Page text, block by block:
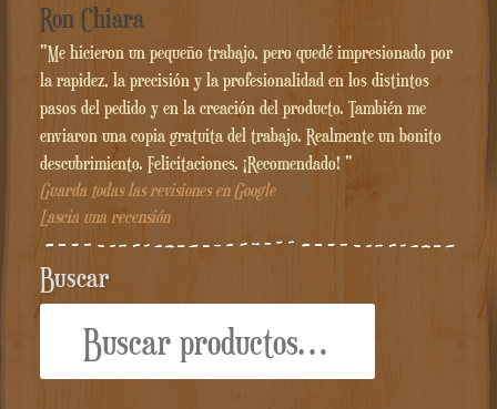
Ron Chiara
"Me hicieron un pequeño trabajo, pero quedé impresionado por
la rapidez, la precisión y la profesionalidad en los distintos
pasos del pedido y en la creación del producto. También me
enviaron una copia gratuita del trabajo. Realmente un bonito
descubrimiento. Felicitaciones. ¡Recomendado! "
Guarda todas las revisiones en Google
Lascia una recensión
Buscar
Buscar